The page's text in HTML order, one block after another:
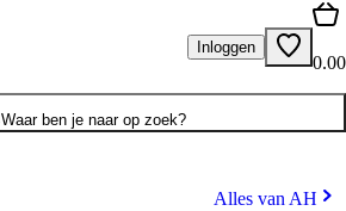
Inloggen
0.00
Waar ben je naar op zoek?
Alles van AH